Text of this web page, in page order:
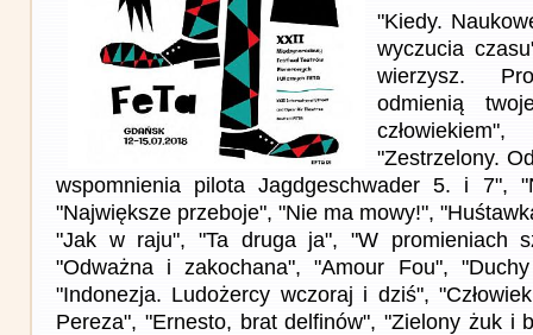
"Kiedy.
wyczucia
wierzysz.
odmienią
"Zestrzelony.
wspomnienia pilota Jagdgeschwader 5. i 7",
"Największe przeboje", "Nie ma mowy!",
"Jak w raju", "Ta druga ja", "W promieniach
"Odważna i zakochana", "Amour Fou", "Duchy
"Indonezja. Ludożercy wczoraj i dziś",
Pereza", "Ernesto, brat delfinów", "Zielony żuk i